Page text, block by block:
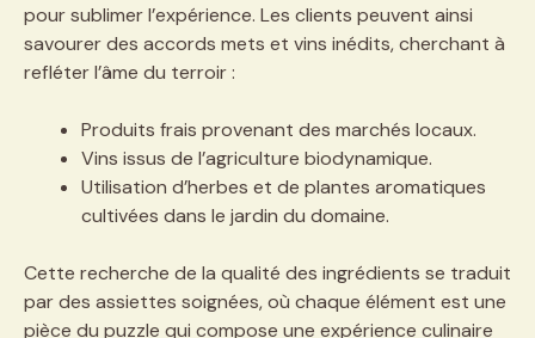
pour sublimer l’expérience. Les clients peuvent ainsi
savourer des accords mets et vins inédits, cherchant à
refléter l’âme du terroir :
Produits frais provenant des marchés locaux.
Vins issus de l’agriculture biodynamique.
Utilisation d’herbes et de plantes aromatiques
cultivées dans le jardin du domaine.
Cette recherche de la qualité des ingrédients se traduit
par des assiettes soignées, où chaque élément est une
pièce du puzzle qui compose une expérience culinaire